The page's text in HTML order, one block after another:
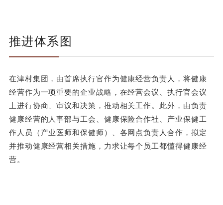
推进体系图
在津村集团，由首席执行官作为健康经营负责人，将健康
经营作为一项重要的企业战略，在经营会议、执行官会议
上进行协商、审议和决策，推动相关工作。此外，由负责
健康经营的人事部与工会、健康保险合作社、产业保健工
作人员（产业医师和保健师）、各网点负责人合作，拟定
并推动健康经营相关措施，力求让每个员工都懂得健康经
营。